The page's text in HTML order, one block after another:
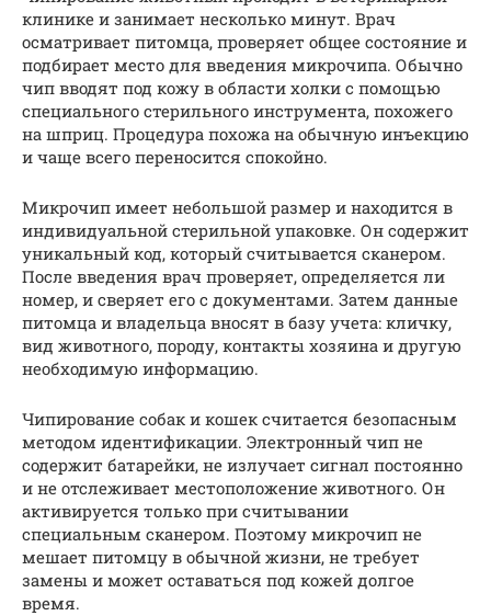
клинике и занимает несколько минут. Врач
осматривает питомца, проверяет общее состояние и
подбирает место для введения микрочипа. Обычно
чип вводят под кожу в области холки с помощью
специального стерильного инструмента, похожего
на шприц. Процедура похожа на обычную инъекцию
и чаще всего переносится спокойно.
Микрочип имеет небольшой размер и находится в
индивидуальной стерильной упаковке. Он содержит
уникальный код, который считывается сканером.
После введения врач проверяет, определяется ли
номер, и сверяет его с документами. Затем данные
питомца и владельца вносят в базу учета: кличку,
вид животного, породу, контакты хозяина и другую
необходимую информацию.
Чипирование собак и кошек считается безопасным
методом идентификации. Электронный чип не
содержит батарейки, не излучает сигнал постоянно
и не отслеживает местоположение животного. Он
активируется только при считывании
специальным сканером. Поэтому микрочип не
мешает питомцу в обычной жизни, не требует
замены и может оставаться под кожей долгое
время.